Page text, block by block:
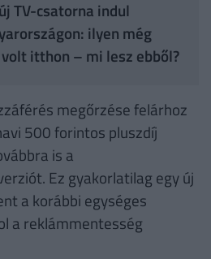
TV-csatorna indul
ilyen még
itthon – mi lesz ebből?
megőrzése felárhoz
500 forintos pluszdíj
is a
Ez gyakorlatilag egy új
a korábbi egységes
a reklámmentesség